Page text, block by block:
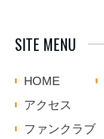
SITE MENU
HOME
アクセス
ファンクラブ